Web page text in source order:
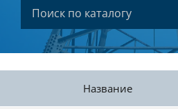
Название